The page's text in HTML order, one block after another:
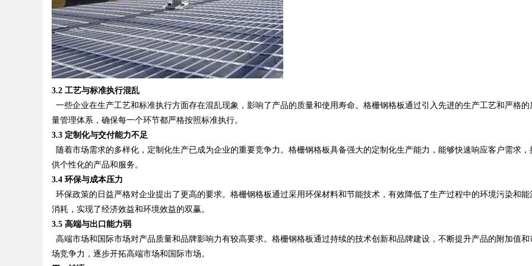
d
3.2 工艺与标准执行混乱
一些企业在生产工艺和标准执行方面存在混乱现象，影响了产品的质量和使用寿命。格栅钢格板通过引入先进的生产工艺和严格的
量管理体系，确保每一个环节都严格按照标准执行。
3.3 定制化与交付能力不足
随着市场需求的多样化，定制化生产已成为企业的重要竞争力。格栅钢格板具备强大的定制化生产能力，能够快速响应客户需求，
供个性化的产品和服务。
3.4 环保与成本压力
环保政策的日益严格对企业提出了更高的要求。格栅钢格板通过采用环保材料和节能技术，有效降低了生产过程中的环境污染和能
消耗，实现了经济效益和环境效益的双赢。
3.5 高端与出口能力弱
高端市场和国际市场对产品质量和品牌影响力有较高要求。格栅钢格板通过持续的技术创新和品牌建设，不断提升产品的附加值和
场竞争力，逐步开拓高端市场和国际市场。